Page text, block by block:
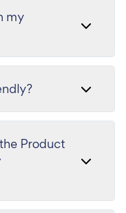
my
Product